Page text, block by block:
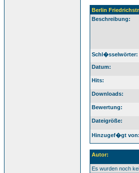
Berlin
Beschreibung:
Schl�sselwörter:
Datum:
Hits:
Downloads:
Bewertung:
Dateigröße:
Hinzugef�gt von:
Autor:
Es wurden noch